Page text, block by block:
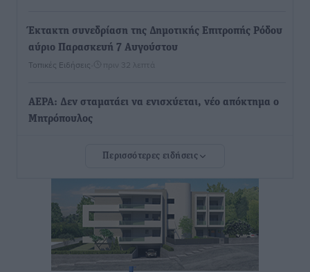
Έκτακτη συνεδρίαση της Δημοτικής Επιτροπής Ρόδου
αύριο Παρασκευή 7 Αυγούστου
Τοπικές Ειδήσεις πριν 32 λεπτά
ΑΕΡΑ: Δεν σταματάει να ενισχύεται, νέο απόκτημα ο
Μητρόπουλος
Αθλητικά πριν 50 λεπτά
Φοίβος: Εν αναμονή του Νίκου Λαζίδη
Περισσότερες ειδήσεις